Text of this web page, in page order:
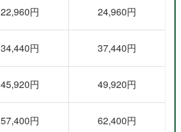
22,960円 24,960円
34,440円 37,440円
45,920円 49,920円
57,400円 62,400円